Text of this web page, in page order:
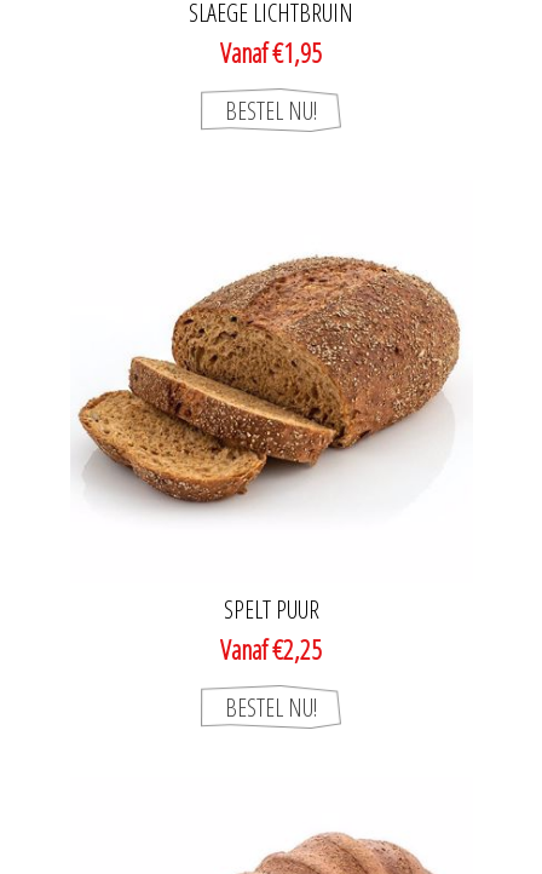
SLAEGE LICHTBRUIN
Vanaf €1,95
SPELT PUUR
Vanaf €2,25